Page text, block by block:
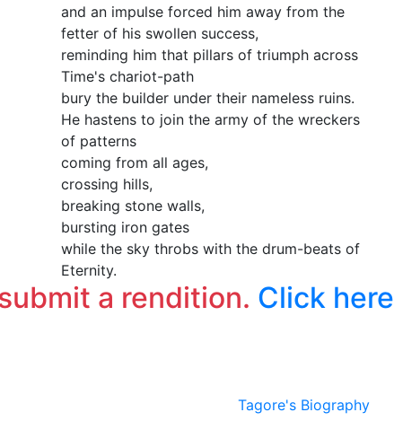
and an impulse forced him away from the
fetter of his swollen success,
reminding him that pillars of triumph across
Time's chariot-path
bury the builder under their nameless ruins.
He hastens to join the army of the wreckers
of patterns
coming from all ages,
crossing hills,
breaking stone walls,
bursting iron gates
while the sky throbs with the drum-beats of
Eternity.
a rendition. Click here
Tagore's Biography